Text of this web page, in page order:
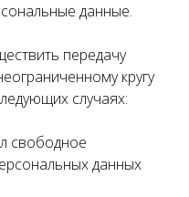
данные.
передачу
кругу
случаях:
свободное
данных